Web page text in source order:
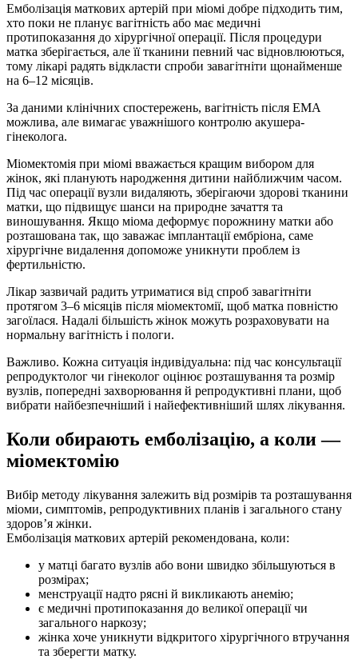
Емболізація маткових артерій при міомі добре підходить тим,
хто поки не планує вагітність або має медичні
протипоказання до хірургічної операції. Після процедури
матка зберігається, але її тканини певний час відновлюються,
тому лікарі радять відкласти спроби завагітніти щонайменше
на 6–12 місяців.
За даними клінічних спостережень, вагітність після ЕМА
можлива, але вимагає уважнішого контролю акушера-
гінеколога.
Міомектомія при міомі вважається кращим вибором для
жінок, які планують народження дитини найближчим часом.
Під час операції вузли видаляють, зберігаючи здорові тканини
матки, що підвищує шанси на природне зачаття та
виношування. Якщо міома деформує порожнину матки або
розташована так, що заважає імплантації ембріона, саме
хірургічне видалення допоможе уникнути проблем із
фертильністю.
Лікар зазвичай радить утриматися від спроб завагітніти
протягом 3–6 місяців після міомектомії, щоб матка повністю
загоїлася. Надалі більшість жінок можуть розраховувати на
нормальну вагітність і пологи.
Важливо. Кожна ситуація індивідуальна: під час консультації
репродуктолог чи гінеколог оцінює розташування та розмір
вузлів, попередні захворювання й репродуктивні плани, щоб
вибрати найбезпечніший і найефективніший шлях лікування.
Коли обирають емболізацію, а коли —
міомектомію
Вибір методу лікування залежить від розмірів та розташування
міоми, симптомів, репродуктивних планів і загального стану
здоров’я жінки.
Емболізація маткових артерій рекомендована, коли:
у матці багато вузлів або вони швидко збільшуються в
розмірах;
менструації надто рясні й викликають анемію;
є медичні протипоказання до великої операції чи
загального наркозу;
жінка хоче уникнути відкритого хірургічного втручання
та зберегти матку.